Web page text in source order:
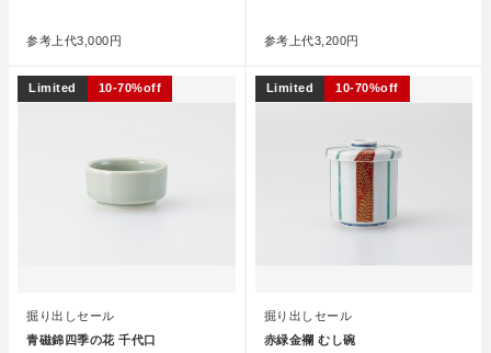
参考上代3,000円 参考上代3,200円
掘り出しセール
青磁錦四季の花 千代口
Limited 10-70%off
掘り出しセール
赤緑金襴 むし碗
Limited 10-70%off